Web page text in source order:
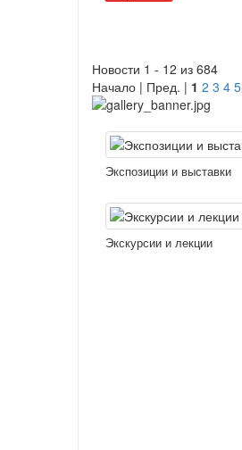
Новости 1 - 12 из 684
Начало | Пред. | 1 2 3 4 5
Экспозиции и выставки
Экскурсии и лекции